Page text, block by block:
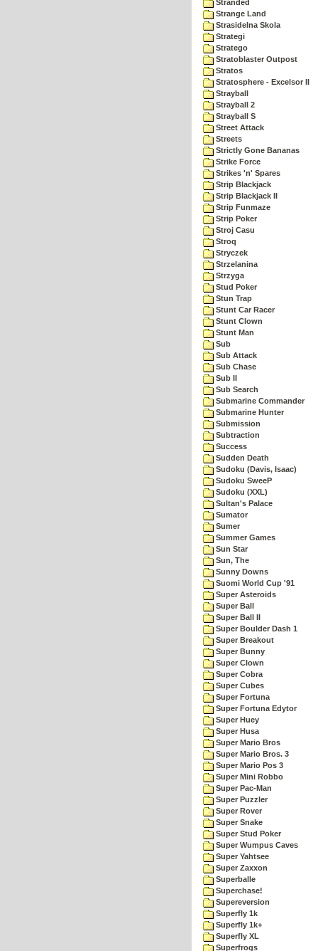
Stranded
Strange Land
Strasidelna Skola
Strategi
Stratego
Stratoblaster Outpost
Stratos
Stratosphere - Excelsor II
Strayball
Strayball 2
Strayball S
Street Attack
Streets
Strictly Gone Bananas
Strike Force
Strikes 'n' Spares
Strip Blackjack
Strip Blackjack II
Strip Funmaze
Strip Poker
Stroj Casu
Stroq
Stryczek
Strzelanina
Strzyga
Stud Poker
Stun Trap
Stunt Car Racer
Stunt Clown
Stunt Man
Sub
Sub Attack
Sub Chase
Sub II
Sub Search
Submarine Commander
Submarine Hunter
Submission
Subtraction
Success
Sudden Death
Sudoku (Davis, Isaac)
Sudoku SweeP
Sudoku (XXL)
Sultan's Palace
Sumator
Sumer
Summer Games
Sun Star
Sun, The
Sunny Downs
Suomi World Cup '91
Super Asteroids
Super Ball
Super Ball II
Super Boulder Dash 1
Super Breakout
Super Bunny
Super Clown
Super Cobra
Super Cubes
Super Fortuna
Super Fortuna Edytor
Super Huey
Super Husa
Super Mario Bros
Super Mario Bros. 3
Super Mario Pos 3
Super Mini Robbo
Super Pac-Man
Super Puzzler
Super Rover
Super Snake
Super Stud Poker
Super Wumpus Caves
Super Yahtsee
Super Zaxxon
Superballe
Superchase!
Supereversion
Superfly 1k
Superfly 1k+
Superfly XL
Superfrogs